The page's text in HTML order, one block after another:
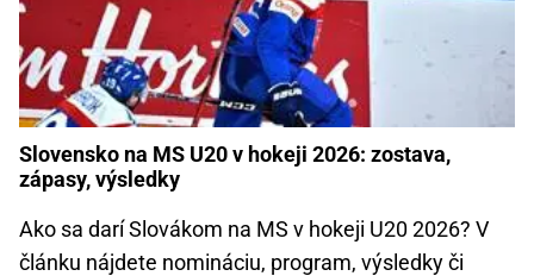
Slovensko na MS U20 v hokeji 2026: zostava,
zápasy, výsledky
Ako sa darí Slovákom na MS v hokeji U20 2026? V
článku nájdete nomináciu, program, výsledky či